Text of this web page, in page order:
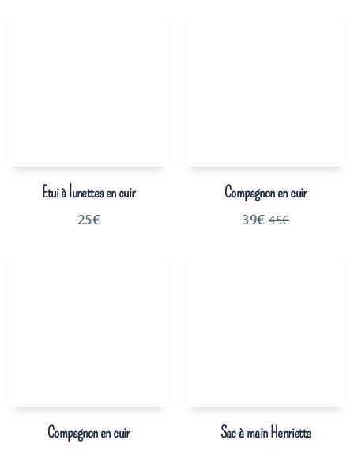
Etui à lunettes en cuir
25€
Compagnon en cuir
39€ 45€
Compagnon en cuir Sac à main Henriette